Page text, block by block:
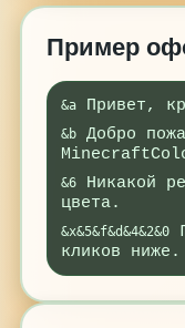
Пример
&a Привет,
&b
Добро
&6
Никакой
цвета.
&x&5&f&d&4&2&0
кликов ниже.